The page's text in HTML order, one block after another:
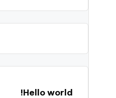
Hello world!